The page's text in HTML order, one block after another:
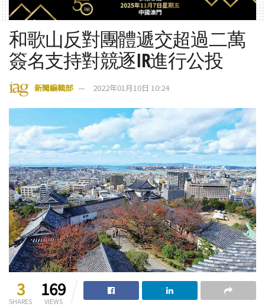
和歌山反對團體遞交超過二萬
簽名支持對競逐IR進行公投
新聞編輯部 2022年01月10日 10:24
3
SHARES
169
VIEWS